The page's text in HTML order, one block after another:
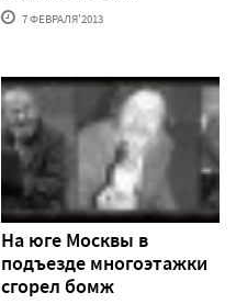
7 ФЕВРАЛЯ'2013
На юге Москвы в
подъезде многоэтажки
сгорел бомж